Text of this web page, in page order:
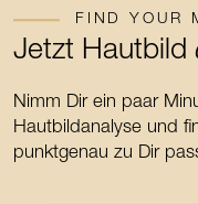
FIND YOUR
Jetzt Hautbild
Nimm Dir ein paar
Hautbildanalyse und
punktgenau zu Dir